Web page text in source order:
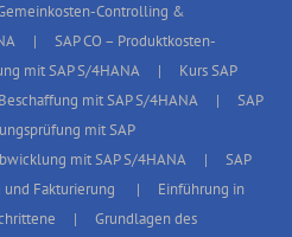
Controlling &
SAP CO – Produktkosten-
mit SAP S/4HANA
Kurs SAP
mit SAP S/4HANA
SAP
mit SAP
mit SAP S/4HANA
SAP
Fakturierung
Einführung in
Grundlagen des